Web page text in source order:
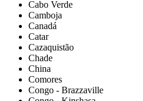
Cabo Verde
Camboja
Canadá
Catar
Cazaquistão
Chade
China
Comores
Congo - Brazzaville